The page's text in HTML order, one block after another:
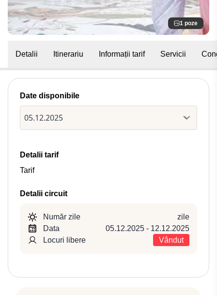
1 poze
Detalii Itinerariu Informații tarif Servicii
Date disponibile
Detalii tarif
Tarif
Detalii circuit
Număr zile
zile
Data
05.12.2025 - 12.12.2025
Locuri libere
Vândut